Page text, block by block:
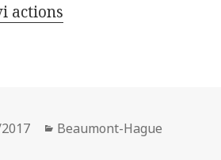
actions
Catégories
Beaumont-Hague